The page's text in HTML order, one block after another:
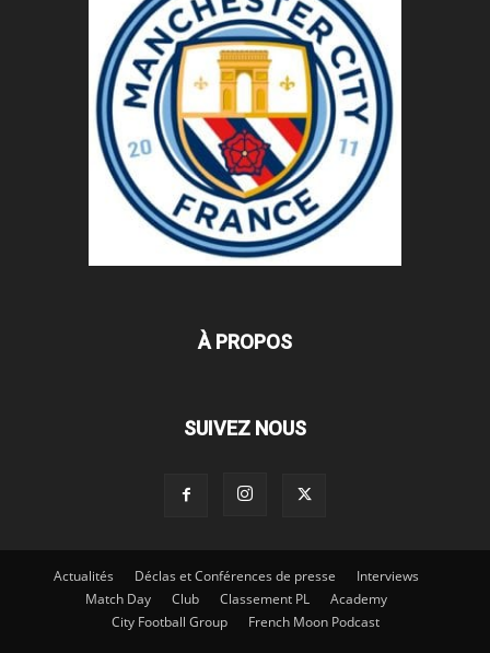
À PROPOS
SUIVEZ NOUS
Actualités Déclas et Conférences de presse
Interviews
Match Day
Club Classement PL
Academy
City Football Group
French Moon Podcast